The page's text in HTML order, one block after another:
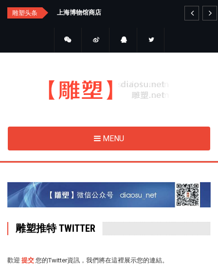
Skip
雕塑头条 上海博物馆商店 艺
MENU
雕塑推特 TWITTER
歡迎 提交 您的Twitter資訊，我們將在這裡展示您的連結。